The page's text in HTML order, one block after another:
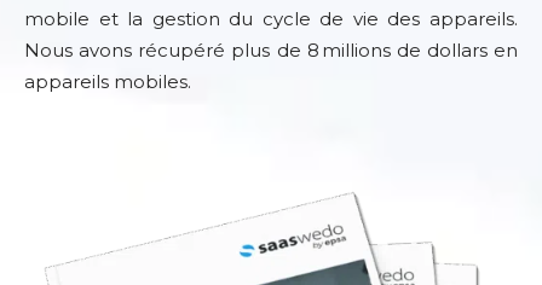
mobile et la gestion du cycle de vie des appareils.
Nous avons récupéré plus de 8 millions de dollars en
appareils mobiles.